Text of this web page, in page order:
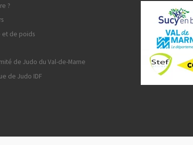
?
et de poids
de Judo du Val-de-Marne
de Judo IDF